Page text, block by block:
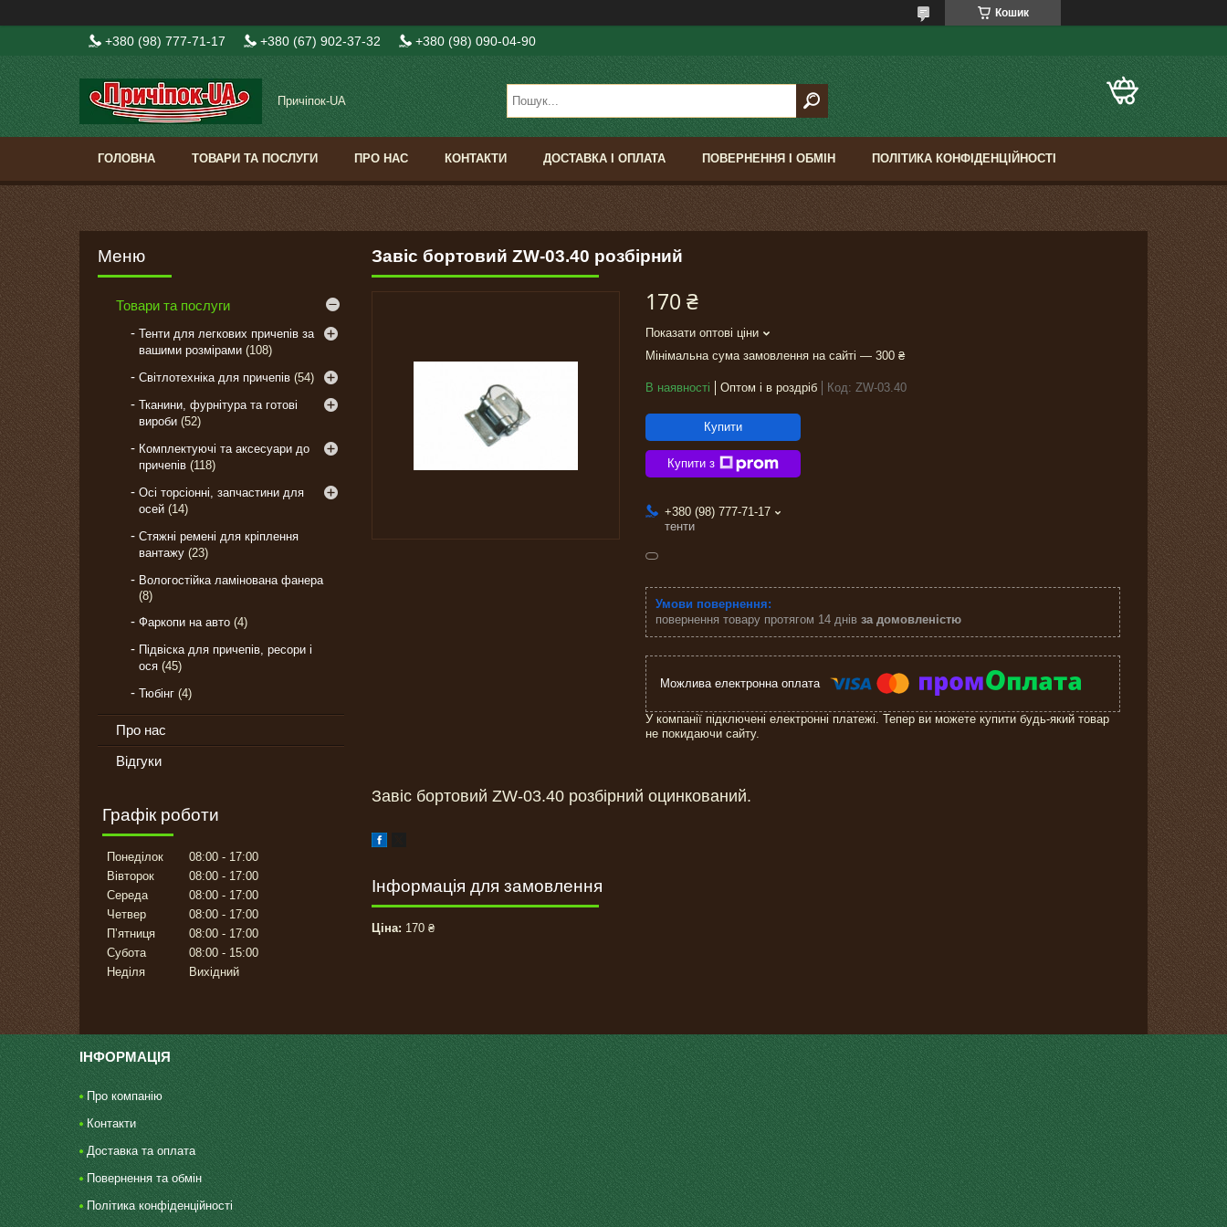
Кошик
+380 (98) 777-71-17 +380 (67) 902-37-32 +380 (98) 090-04-90
Причіпок-UA
ГОЛОВНА ТОВАРИ ТА ПОСЛУГИ ПРО НАС КОНТАКТИ ДОСТАВКА І ОПЛАТА ПОВЕРНЕННЯ І ОБМІН ПОЛІТИКА КОНФІДЕНЦІЙНОСТІ
Завіс бортовий ZW-03.40 розбірний
170 ₴
Показати оптові ціни
Мінімальна сума замовлення на сайті — 300 ₴
В наявності Оптом і в роздріб Код: ZW-03.40
Купити
Купити з
+380 (98) 777-71-17
тенти
повернення товару протягом 14 днів за домовленістю
У компанії підключені електронні платежі. Тепер ви можете купити будь-який товар
не покидаючи сайту.
Завіс бортовий ZW-03.40 розбірний оцинкований.
Інформація для замовлення
Ціна: 170 ₴
Товари та послуги
Тенти для легкових причепів за
вашими розмірами 108
Світлотехніка для причепів 54
Тканини, фурнітура та готові
вироби 52
Комплектуючі та аксесуари до
причепів 118
Осі торсіонні, запчастини для
осей 14
Стяжні ремені для кріплення
вантажу 23
Вологостійка ламінована фанера
8
Фаркопи на авто 4
Підвіска для причепів, ресори і
ося 45
Тюбінг 4
Про нас
Відгуки
Графік роботи
Понеділок 08:00
17:00
Вівторок
08:00
17:00
Середа
08:00
17:00
Четвер
08:00
17:00
Пʼятниця
08:00
17:00
Субота
08:00
15:00
Неділя
Вихідний
ІНФОРМАЦІЯ
Про компанію
Контакти
Доставка та оплата
Повернення та обмін
Політика конфіденційності